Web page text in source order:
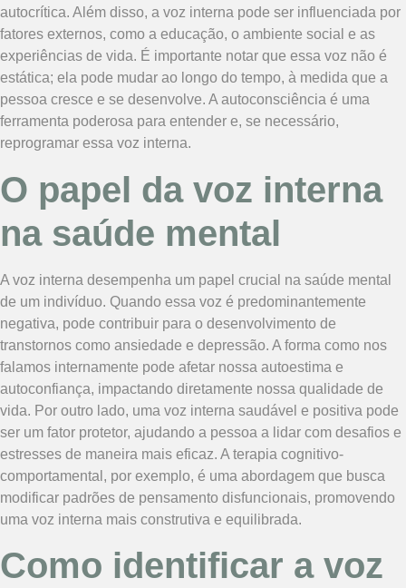
autocrítica. Além disso, a voz interna pode ser influenciada por
fatores externos, como a educação, o ambiente social e as
experiências de vida. É importante notar que essa voz não é
estática; ela pode mudar ao longo do tempo, à medida que a
pessoa cresce e se desenvolve. A autoconsciência é uma
ferramenta poderosa para entender e, se necessário,
reprogramar essa voz interna.
O papel da voz interna
na saúde mental
A voz interna desempenha um papel crucial na saúde mental
de um indivíduo. Quando essa voz é predominantemente
negativa, pode contribuir para o desenvolvimento de
transtornos como ansiedade e depressão. A forma como nos
falamos internamente pode afetar nossa autoestima e
autoconfiança, impactando diretamente nossa qualidade de
vida. Por outro lado, uma voz interna saudável e positiva pode
ser um fator protetor, ajudando a pessoa a lidar com desafios e
estresses de maneira mais eficaz. A terapia cognitivo-
comportamental, por exemplo, é uma abordagem que busca
modificar padrões de pensamento disfuncionais, promovendo
uma voz interna mais construtiva e equilibrada.
Como identificar a voz